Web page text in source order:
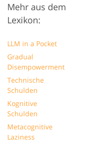
Mehr aus dem
Lexikon:
LLM in a Pocket
Gradual
Disempowerment
Technische
Schulden
Kognitive
Schulden
Metacognitive
Laziness